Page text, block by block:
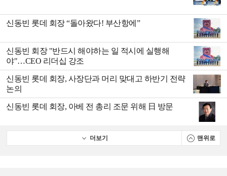
신동빈 롯데 회장 “돌아왔다! 부산항에”
신동빈 회장 "반드시 해야하는 일 적시에 실행해
야"…CEO 리더십 강조
신동빈 롯데 회장, 사장단과 머리 맞대고 하반기 전략
논의
신동빈 롯데 회장, 아베 전 총리 조문 위해 日 방문
더보기 맨위로